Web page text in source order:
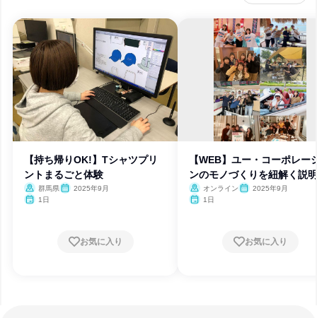
【持ち帰りOK!】Tシャツプリ
ントまるごと体験
群馬県
2025年9月
1日
お気に入り
【WEB】ユー・コーポレー
ンのモノづくりを紐解く説
オンライン
2025年9月
1日
お気に入り